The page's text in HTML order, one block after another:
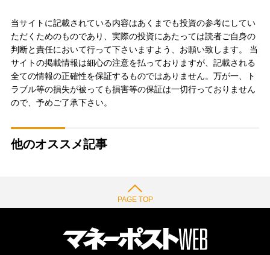
当サイトに記載されている内容はあくまでも投資の参考にしてい
ただくためのものであり、実際の投資にあたっては読者ご自身の
判断と責任において行って下さいますよう、お願い致します。 当
サイトの掲載情報は細心の注意を払っておりますが、記載される
全ての情報の正確性を保証するものではありません。万が一、ト
ラブル等の損失が被っても損害等の保証は一切行っておりません
ので、予めご了承下さい。
他のオススメ記事
PAGE TOP